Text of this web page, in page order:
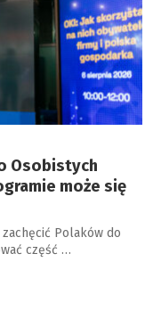
Osobistych
może się
Polaków do
część …